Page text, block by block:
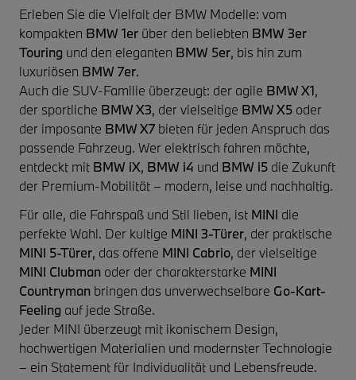
Erleben Sie die Vielfalt der BMW Modelle: vom
kompakten BMW 1er über den beliebten BMW 3er
Touring und den eleganten BMW 5er, bis hin zum
luxuriösen BMW 7er.
Auch die SUV-Familie überzeugt: der agile BMW X1,
der sportliche BMW X3, der vielseitige BMW X5 oder
der imposante BMW X7 bieten für jeden Anspruch das
passende Fahrzeug. Wer elektrisch fahren möchte,
entdeckt mit BMW iX, BMW i4 und BMW i5 die Zukunft
der Premium-Mobilität – modern, leise und nachhaltig.
Für alle, die Fahrspaß und Stil lieben, ist MINI die
perfekte Wahl. Der kultige MINI 3-Türer, der praktische
MINI 5-Türer, das offene MINI Cabrio, der vielseitige
MINI Clubman oder der charakterstarke MINI
Countryman bringen das unverwechselbare Go-Kart-
Feeling auf jede Straße.
Jeder MINI überzeugt mit ikonischem Design,
hochwertigen Materialien und modernster Technologie
– ein Statement für Individualität und Lebensfreude.